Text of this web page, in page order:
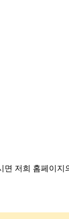
면 저희 홈페이